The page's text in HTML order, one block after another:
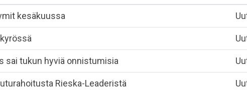
kesäkuussa
sai tukun hyviä onnistumisia
Rieska-Leaderistä